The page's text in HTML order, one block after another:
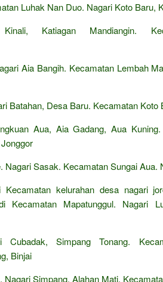
Luhak Nan Duo. Nagari Koto Baru,
Katiagan Mandiangin.
Aia Bangih. Kecamatan Lembah
Batahan, Desa Baru. Kecamatan Koto
Aua, Aia Gadang, Aua
Sasak. Kecamatan Sungai Aua.
kelurahan desa nagari
Kecamatan Mapatunggul. Nagari
Simpang Tonang.
Binjai
Simpang, Alahan Mati.